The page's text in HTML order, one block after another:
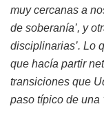
muy cercanas a
de soberanía’, y
disciplinarias’. Lo
que hacía partir
transiciones que
paso típico de una